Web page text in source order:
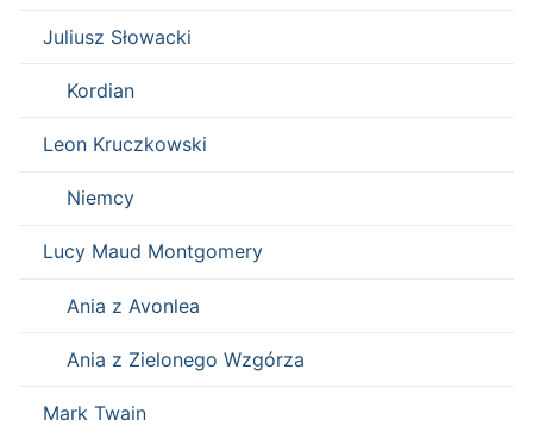
Juliusz Słowacki
Kordian
Leon Kruczkowski
Niemcy
Lucy Maud Montgomery
Ania z Avonlea
Ania z Zielonego Wzgórza
Mark Twain